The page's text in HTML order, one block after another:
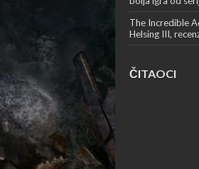
The Incredible
Helsing III,
ČITAOCI